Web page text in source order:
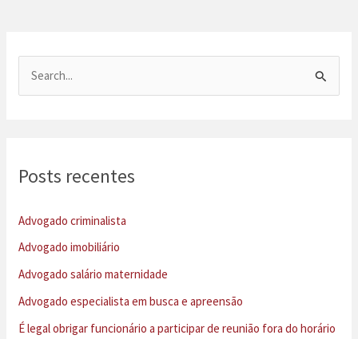
i
p
o
r
Posts recentes
Advogado criminalista
Advogado imobiliário
Advogado salário maternidade
Advogado especialista em busca e apreensão
É legal obrigar funcionário a participar de reunião fora do horário